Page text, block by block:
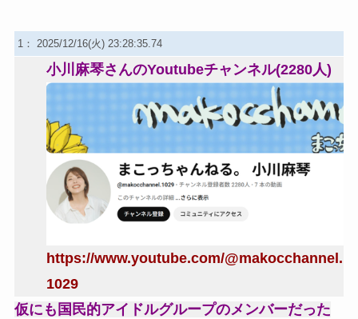
【衝撃】日本人｢子供？いらん｣←この思想が蔓延し
ている本当の理由www
【悲報】最強ヒロイン・瀬戸環奈、この作品だけず
っと１５０円で売られつづける…
川名凛、写真集！アンジュルムメンバー、小ぶりな
エロおっぱい最高！
【動画】ま○こが臭い女が撮られるｗｗｗｗｗｗｗ
ｗｗｗｗｗｗｗｗｗｗｗｗｗｗｗｗｗｗｗｗ...
【ポロリ悲話】ネットで拡散してるおっぱいポロリ
動画、何故か叩かれる・・・
【MGS15周年記念 100円セール】超長時間作品も含
1： 2025/12/16(火) 23:28:35.74
小川麻琴さんのYoutubeチャンネル(2280人)
https://www.youtube.com/@makocchannel.
1029
仮にも国民的アイドルグループのメンバーだった